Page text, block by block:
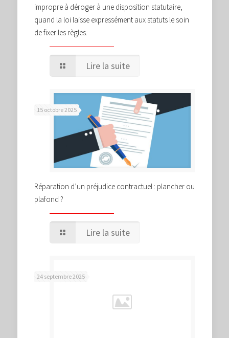
impropre à déroger à une disposition statutaire,
quand la loi laisse expressément aux statuts le soin
de fixer les règles.
Lire la suite
15 octobre 2025
Réparation d’un préjudice contractuel : plancher ou
plafond ?
Lire la suite
24 septembre 2025